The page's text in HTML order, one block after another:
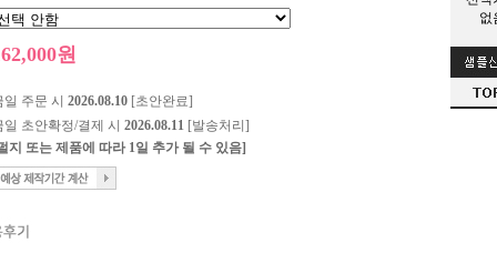
없
원
일 주문 시 2026.08.10 [초안완료]
일 초안확정/결제 시 2026.08.11 [발송처리]
지 또는 제품에 따라 1일 추가 될 수 있음]